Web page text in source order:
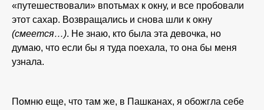
«путешествовали» впотьмах к окну, и все пробовали
этот сахар. Возвращались и снова шли к окну
(смеется…). Не знаю, кто была эта девочка, но
думаю, что если бы я туда поехала, то она бы меня
узнала.
Помню еще, что там же, в Пашканах, я обожгла себе